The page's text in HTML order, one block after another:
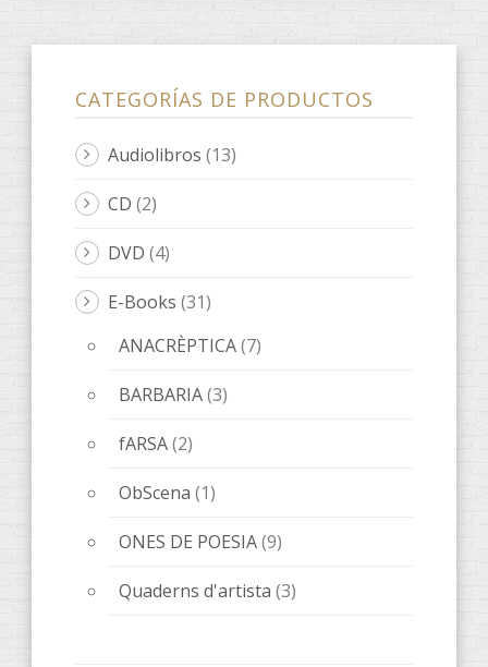
CATEGORÍAS DE PRODUCTOS
Audiolibros (13)
CD (2)
DVD (4)
E-Books (31)
ANACRÈPTICA(7)
BARBARIA(3)
fARSA(2)
ObScena (1)
ONES DE POESIA(9)
Quaderns d'artista (3)